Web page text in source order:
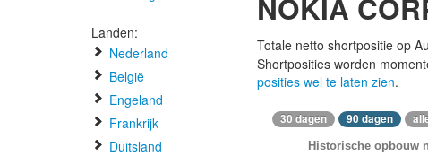
Landen:
Nederland
België
Engeland
Frankrijk
Duitsland
NOKIA
Totale netto shortpositie op
Shortposities worden
posities wel te laten zien.
30 dagen 90 dagen
Historische opbouw